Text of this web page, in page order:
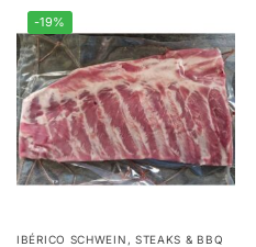
-19%
IBÉRICO SCHWEIN , STEAKS & BBQ